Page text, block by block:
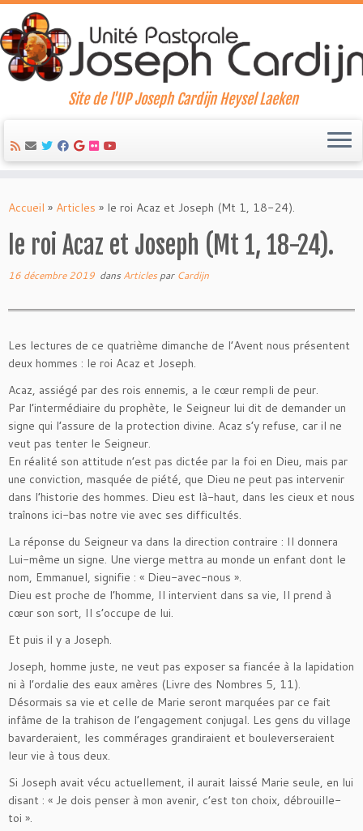
to
Site de l'UP Joseph Cardijn Heysel Laeken
Accueil » Articles » le roi Acaz et Joseph (Mt 1, 18-24).
le roi Acaz et Joseph (Mt 1, 18-24).
16 décembre 2019 dans Articles par Cardijn
Les lectures de ce quatrième dimanche de l’Avent nous présentent
deux hommes : le roi Acaz et Joseph.
Acaz, assiégé par des rois ennemis, a le cœur rempli de peur.
Par l’intermédiaire du prophète, le Seigneur lui dit de demander un
signe qui l’assure de la protection divine. Acaz s’y refuse, car il ne
veut pas tenter le Seigneur.
En réalité son attitude n’est pas dictée par la foi en Dieu, mais par
une conviction, masquée de piété, que Dieu ne peut pas intervenir
dans l’historie des hommes. Dieu est là-haut, dans les cieux et nous
traînons ici-bas notre vie avec ses difficultés.
La réponse du Seigneur va dans la direction contraire : Il donnera
Lui-même un signe. Une vierge mettra au monde un enfant dont le
nom, Emmanuel, signifie : « Dieu-avec-nous ».
Dieu est proche de l’homme, Il intervient dans sa vie, Il prend à
cœur son sort, Il s’occupe de lui.
Et puis il y a Joseph.
Joseph, homme juste, ne veut pas exposer sa fiancée à la lapidation
ni à l’ordalie des eaux amères (Livre des Nombres 5, 11).
Désormais sa vie et celle de Marie seront marquées par ce fait
infâme de la trahison de l’engagement conjugal. Les gens du village
bavarderaient, les commérages grandiraient et bouleverseraient
leur vie à tous deux.
Si Joseph avait vécu actuellement, il aurait laissé Marie seule, en lui
disant : « Je dois penser à mon avenir, c’est ton choix, débrouille-
toi ».